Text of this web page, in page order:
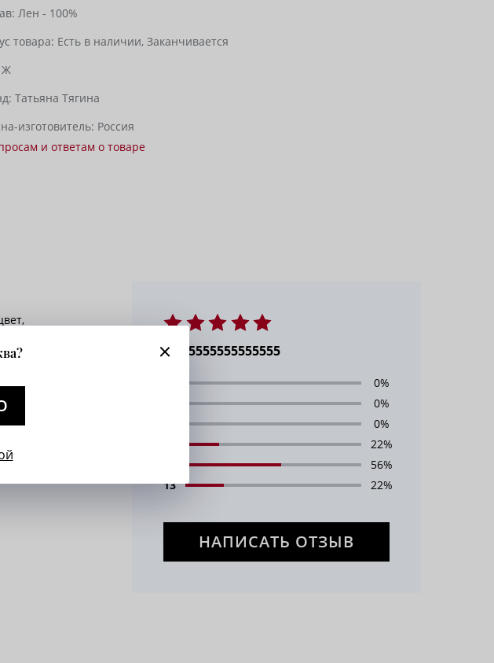
Лен - 100%
товара: Есть в наличии, Заканчивается
Ж
Татьяна Тягина
изготовитель: Россия
и ответам о товаре
6.555555555555555
0%
0%
0%
22%
56%
13
22%
НАПИСАТЬ ОТЗЫВ